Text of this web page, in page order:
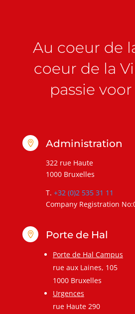
Au coeur de
coeur de la
passie
 Administration
322 rue Haute
1000 Bruxelles
T. +32 (0)2 535 31 11
Company Registration
 Porte de Hal
Porte de Hal Campus
rue aux Laines, 105
1000 Bruxelles
Urgences
rue Haute 290